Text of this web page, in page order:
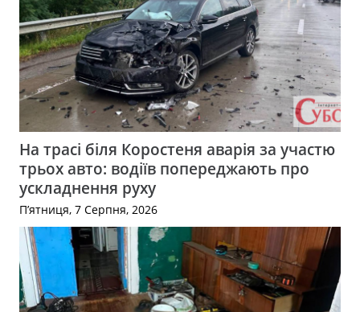
На трасі біля Коростеня аварія за участю
трьох авто: водіїв попереджають про
ускладнення руху
П’ятниця, 7 Серпня, 2026